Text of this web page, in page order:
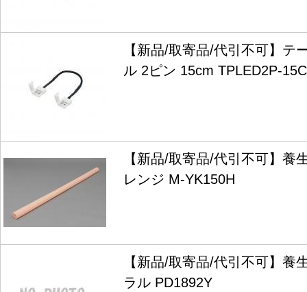
【新品/取寄品/代引不可】テ
ル 2ピン 15cm TPLED2P-15C
【新品/取寄品/代引不可】養
レンジ M-YK150H
【新品/取寄品/代引不可】養
ラル PD1892Y